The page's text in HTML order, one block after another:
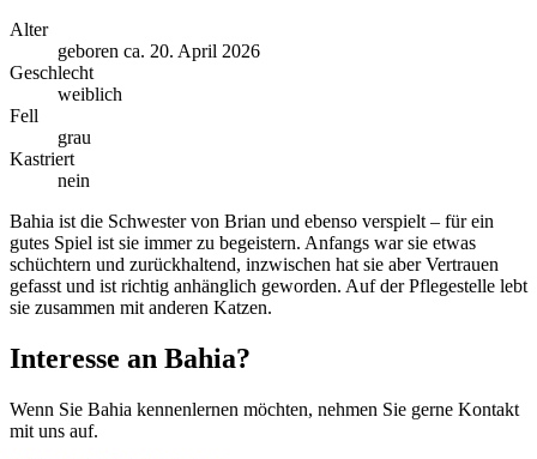
Alter
geboren ca. 20. April 2026
Geschlecht
weiblich
Fell
grau
Kastriert
nein
Bahia ist die Schwester von Brian und ebenso verspielt – für ein
gutes Spiel ist sie immer zu begeistern. Anfangs war sie etwas
schüchtern und zurückhaltend, inzwischen hat sie aber Vertrauen
gefasst und ist richtig anhänglich geworden. Auf der Pflegestelle lebt
sie zusammen mit anderen Katzen.
Interesse an Bahia?
Wenn Sie Bahia kennenlernen möchten, nehmen Sie gerne Kontakt
mit uns auf.